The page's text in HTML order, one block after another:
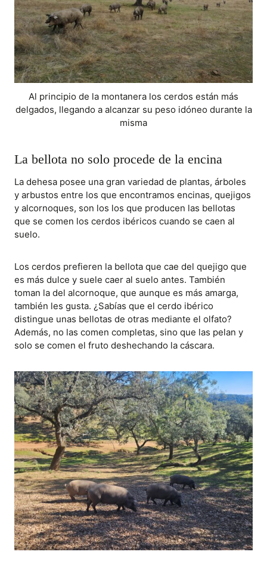
Al principio de la montanera los cerdos están más
delgados, llegando a alcanzar su peso idóneo durante la
misma
La bellota no solo procede de la encina
La dehesa posee una gran variedad de plantas, árboles
y arbustos entre los que encontramos encinas, quejigos
y alcornoques, son los los que producen las bellotas
que se comen los cerdos ibéricos cuando se caen al
suelo.
Los cerdos prefieren la bellota que cae del quejigo que
es más dulce y suele caer al suelo antes. También
toman la del alcornoque, que aunque es más amarga,
también les gusta. ¿Sabías que el cerdo ibérico
distingue unas bellotas de otras mediante el olfato?
Además, no las comen completas, sino que las pelan y
solo se comen el fruto deshechando la cáscara.